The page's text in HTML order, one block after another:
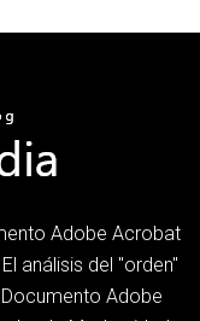
Adobe Acrobat
análisis del "orden"
Adobe